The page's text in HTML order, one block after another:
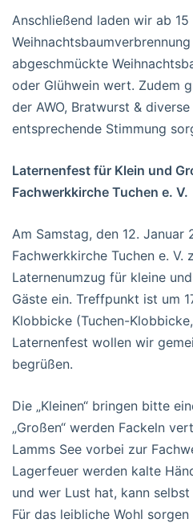
Anschließend laden wir ab
abgeschmückte
oder Glühwein wert. Zudem
der AWO, Bratwurst &
entsprechende Stimmung
Laternenfest für Klein und
Fachwerkkirche Tuchen e. V.
Am Samstag, den 12. Januar
Fachwerkkirche Tuchen e. V.
Laternenumzug für kleine
Gäste ein. Treffpunkt ist um
Klobbicke (Tuchen-
Laternenfest wollen wir
begrüßen.
Die „Kleinen“ bringen bitte
„Großen“ werden Fackeln
Lamms See vorbei zur
Lagerfeuer werden kalte
und wer Lust hat, kann
Für das leibliche Wohl